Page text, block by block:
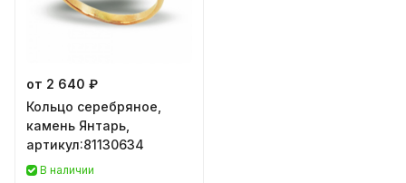
от 2 640 ₽
Кольцо серебряное,
камень Янтарь,
артикул:81130634
В наличии